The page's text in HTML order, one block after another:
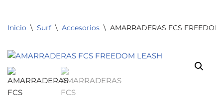
Inicio \ Surf \ Accesorios \ AMARRADERAS FCS FREEDOM